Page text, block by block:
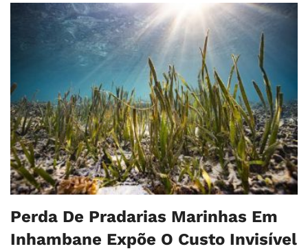
Perda De Pradarias Marinhas Em
Inhambane Expõe O Custo Invisível